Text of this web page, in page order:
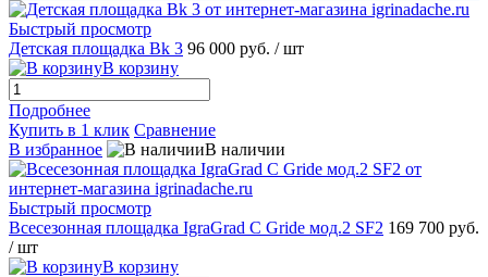
Быстрый просмотр
Детская площадка Bk 3 96 000 руб. / шт
В корзину
Подробнее
Купить в 1 клик Сравнение
В избранное
В наличии
Быстрый просмотр
Всесезонная площадка IgraGrad С Gride мод.2 SF2 169 700 руб.
/ шт
В корзину